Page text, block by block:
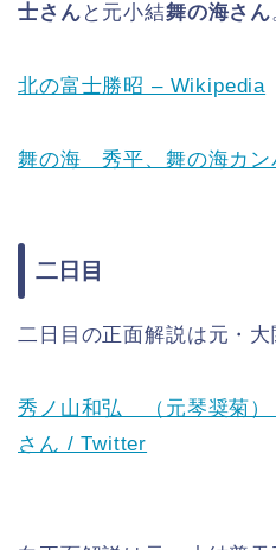
士さん と元小結舞の海さん
北の富士勝昭 – Wikipedia
舞の海 秀平、舞の海カン
二日目
二日目の正面解説は元・
秀ノ山和弘 （元琴奨菊）
さん / Twitter